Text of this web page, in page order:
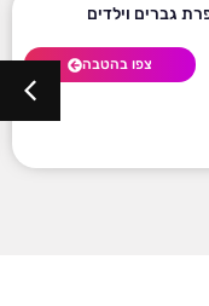
גברים וילדים
צפו בהטבה